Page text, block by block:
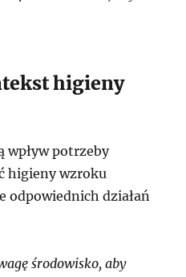
higieny
wpływ potrzeby
higieny wzroku
odpowiednich działań
środowisko, aby